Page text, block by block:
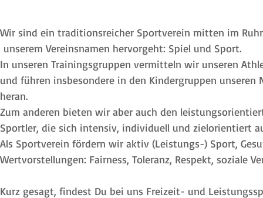
Wir sind ein traditionsreicher Sportverein mitten im
unserem Vereinsnamen hervorgeht: Spiel und Sport.
In unseren Trainingsgruppen vermitteln wir unseren
und führen insbesondere in den Kindergruppen
heran.
Zum anderen bieten wir aber auch den
Sportler, die sich intensiv, individuell und zielorientiert
Als Sportverein fördern wir aktiv (Leistungs-) Sport,
Wertvorstellungen: Fairness, Toleranz, Respekt, soziale
Kurz gesagt, findest Du bei uns Freizeit- und